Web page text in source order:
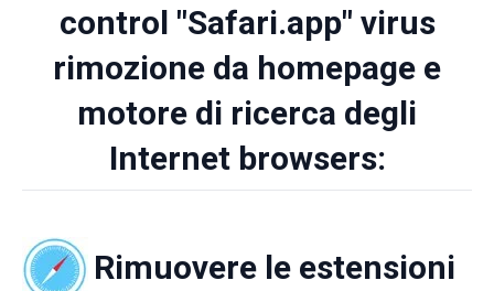
control "Safari.app" virus
rimozione da homepage e
motore di ricerca degli
Internet browsers:
Rimuovere le estensioni